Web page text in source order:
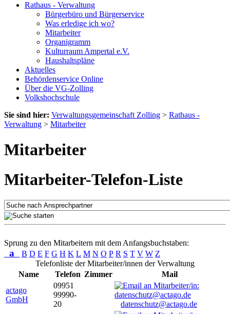
Rathaus - Verwaltung
Bürgerbüro und Bürgerservice
Was erledige ich wo?
Mitarbeiter
Organigramm
Kulturraum Ampertal e.V.
Haushaltspläne
Aktuelles
Behördenservice Online
Über die VG-Zolling
Volkshochschule
Sie sind hier: Verwaltungsgemeinschaft Zolling > Rathaus -
Verwaltung > Mitarbeiter
Mitarbeiter
Mitarbeiter-Telefon-Liste
Sprung zu den Mitarbeitern mit dem Anfangsbuchstaben:
a B D E F G H K L M N O P R S T V W Z
Telefonliste der Mitarbeiter/innen der Verwaltung
Name
Telefon Zimmer
Mail
actago
GmbH
09951
99990-
20
datenschutz@actago.de